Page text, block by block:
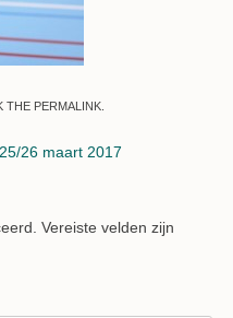
THE PERMALINK.
26 maart 2017
Vereiste velden zijn